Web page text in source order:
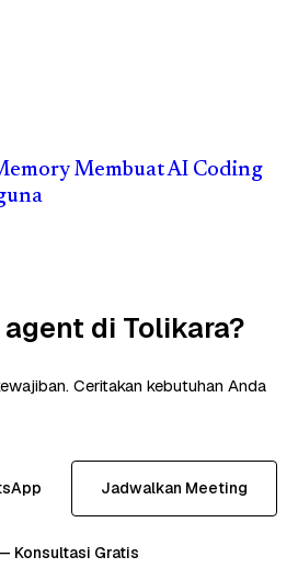
Membuat AI Coding
di Tolikara?
Ceritakan kebutuhan Anda
Jadwalkan Meeting
Konsultasi Gratis